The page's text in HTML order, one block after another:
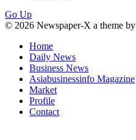
Go Up
© 2026 Newspaper-X a theme by
Home
Daily News
Business News
Asiabusinessinfo Magazine
Market
Profile
Contact